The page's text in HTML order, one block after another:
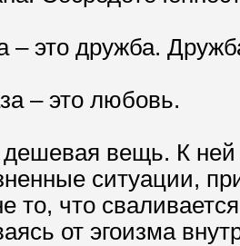
это дружба.
– это любовь.
вещь. К
ситуации,
то, что
от эгоизма